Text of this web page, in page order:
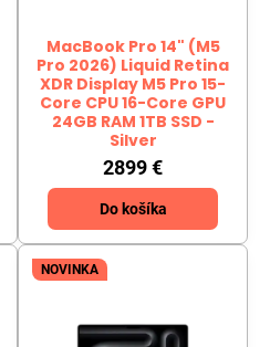
MacBook Pro 14" (M5
Pro 2026) Liquid Retina
XDR Display M5 Pro 15-
Core CPU 16-Core GPU
24GB RAM 1TB SSD -
Silver
2899 €
Do košíka
NOVINKA